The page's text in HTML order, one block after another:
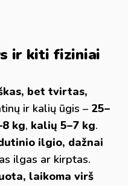
ir kiti fiziniai
bet tvirtas,
ir kalių ūgis – 25–
kg, kalių 5–7 kg.
ilgio, dažnai
ilgas ar kirptas.
laikoma virš